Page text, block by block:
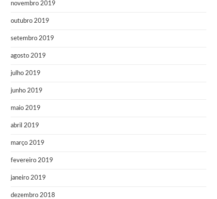
novembro 2019
outubro 2019
setembro 2019
agosto 2019
julho 2019
junho 2019
maio 2019
abril 2019
março 2019
fevereiro 2019
janeiro 2019
dezembro 2018